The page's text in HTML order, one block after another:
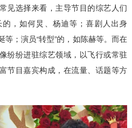
见选择来看，主导节目的综艺人们
，如何炅、杨迪等；喜剧人出身
；演员“转型”的，如陈赫等。而在
纷纷进驻综艺领域，以飞行或常驻
节目嘉宾构成，在流量、话题等方